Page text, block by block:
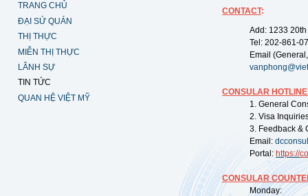
TRANG CHỦ
ĐẠI SỨ QUÁN
THỊ THỰC
MIỄN THỊ THỰC
LÃNH SỰ
TIN TỨC
QUAN HỆ VIỆT MỸ
CONTACT:
Add: 1233
Tel: 202-861-
Email
CONSULAR
1. General
2. Visa
3. Feedback &
Email:
Portal: https://
CONSULAR
Monday: